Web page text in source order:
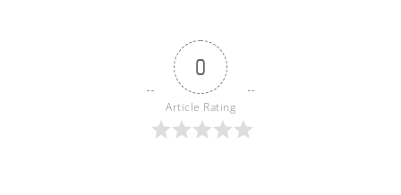
0
Article Rating